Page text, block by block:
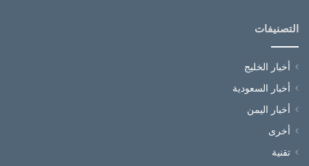
التصنيفات
أخبار الخليج
أخبار السعودية
أخبار اليمن
أخرى
تقنية